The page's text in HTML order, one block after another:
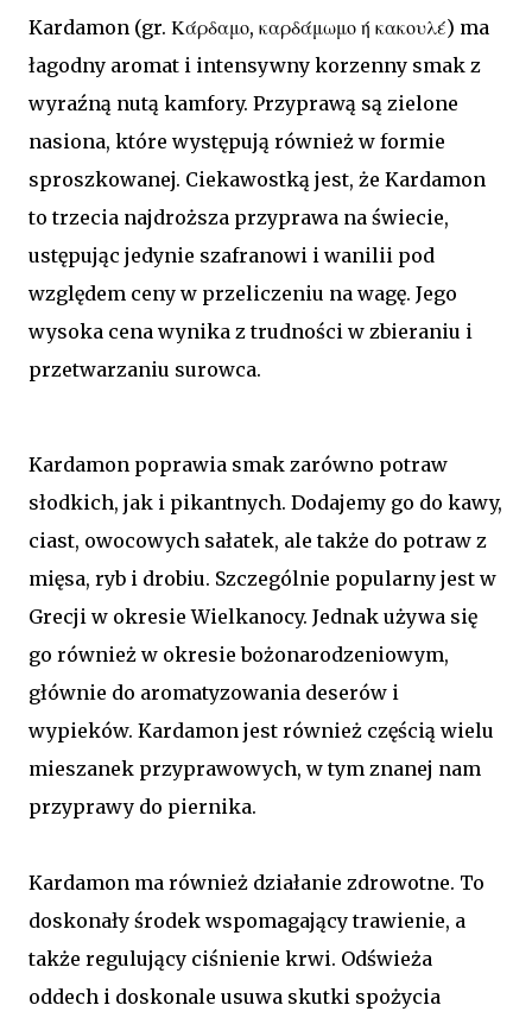
Kardamon (gr. Κάρδαμο, καρδάμωμο ή κακουλέ) ma
łagodny aromat i intensywny korzenny smak z
wyraźną nutą kamfory. Przyprawą są zielone
nasiona, które występują również w formie
sproszkowanej. Ciekawostką jest, że Kardamon
to trzecia najdroższa przyprawa na świecie,
ustępując jedynie szafranowi i wanilii pod
względem ceny w przeliczeniu na wagę. Jego
wysoka cena wynika z trudności w zbieraniu i
przetwarzaniu surowca.
Kardamon poprawia smak zarówno potraw
słodkich, jak i pikantnych. Dodajemy go do kawy,
ciast, owocowych sałatek, ale także do potraw z
mięsa, ryb i drobiu. Szczególnie popularny jest w
Grecji w okresie Wielkanocy. Jednak używa się
go również w okresie bożonarodzeniowym,
głównie do aromatyzowania deserów i
wypieków. Kardamon jest również częścią wielu
mieszanek przyprawowych, w tym znanej nam
przyprawy do piernika.
Kardamon ma również działanie zdrowotne. To
doskonały środek wspomagający trawienie, a
także regulujący ciśnienie krwi. Odświeża
oddech i doskonale usuwa skutki spożycia